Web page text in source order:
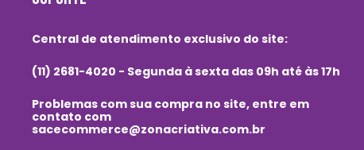
Central de atendimento exclusivo do site:
(11) 2681-4020 - Segunda à sexta das 09h até às 17h
Problemas com sua compra no site, entre em
contato com
sacecommerce@zonacriativa.com.br